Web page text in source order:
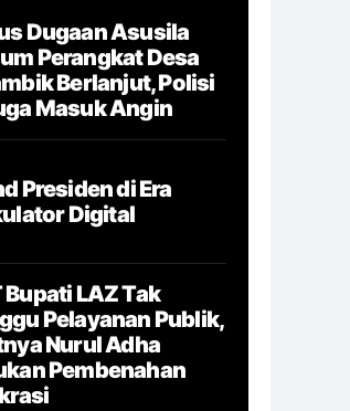
Dugaan Asusila
Perangkat Desa
Berlanjut, Polisi
Masuk Angin
Presiden di Era
Digital
Bupati LAZ Tak
Pelayanan Publik,
Nurul Adha
Pembenahan